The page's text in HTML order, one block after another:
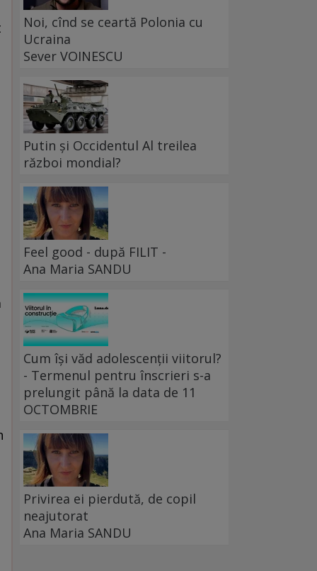
Noi, cînd se ceartă Polonia cu
Ucraina
Sever VOINESCU
Putin și Occidentul Al treilea
război mondial?
Feel good - după FILIT -
Ana Maria SANDU
Cum își văd adolescenții viitorul?
- Termenul pentru înscrieri s-a
prelungit până la data de 11
OCTOMBRIE
Privirea ei pierdută, de copil
neajutorat
Ana Maria SANDU